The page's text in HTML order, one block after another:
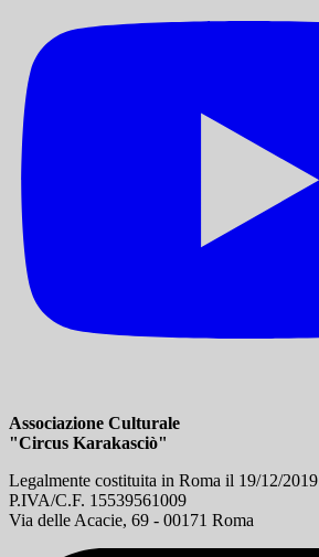
Associazione Culturale
"Circus Karakasciò"
Legalmente costituita in Roma il 19/12/2019
P.IVA/C.F. 15539561009
Via delle Acacie, 69 - 00171 Roma